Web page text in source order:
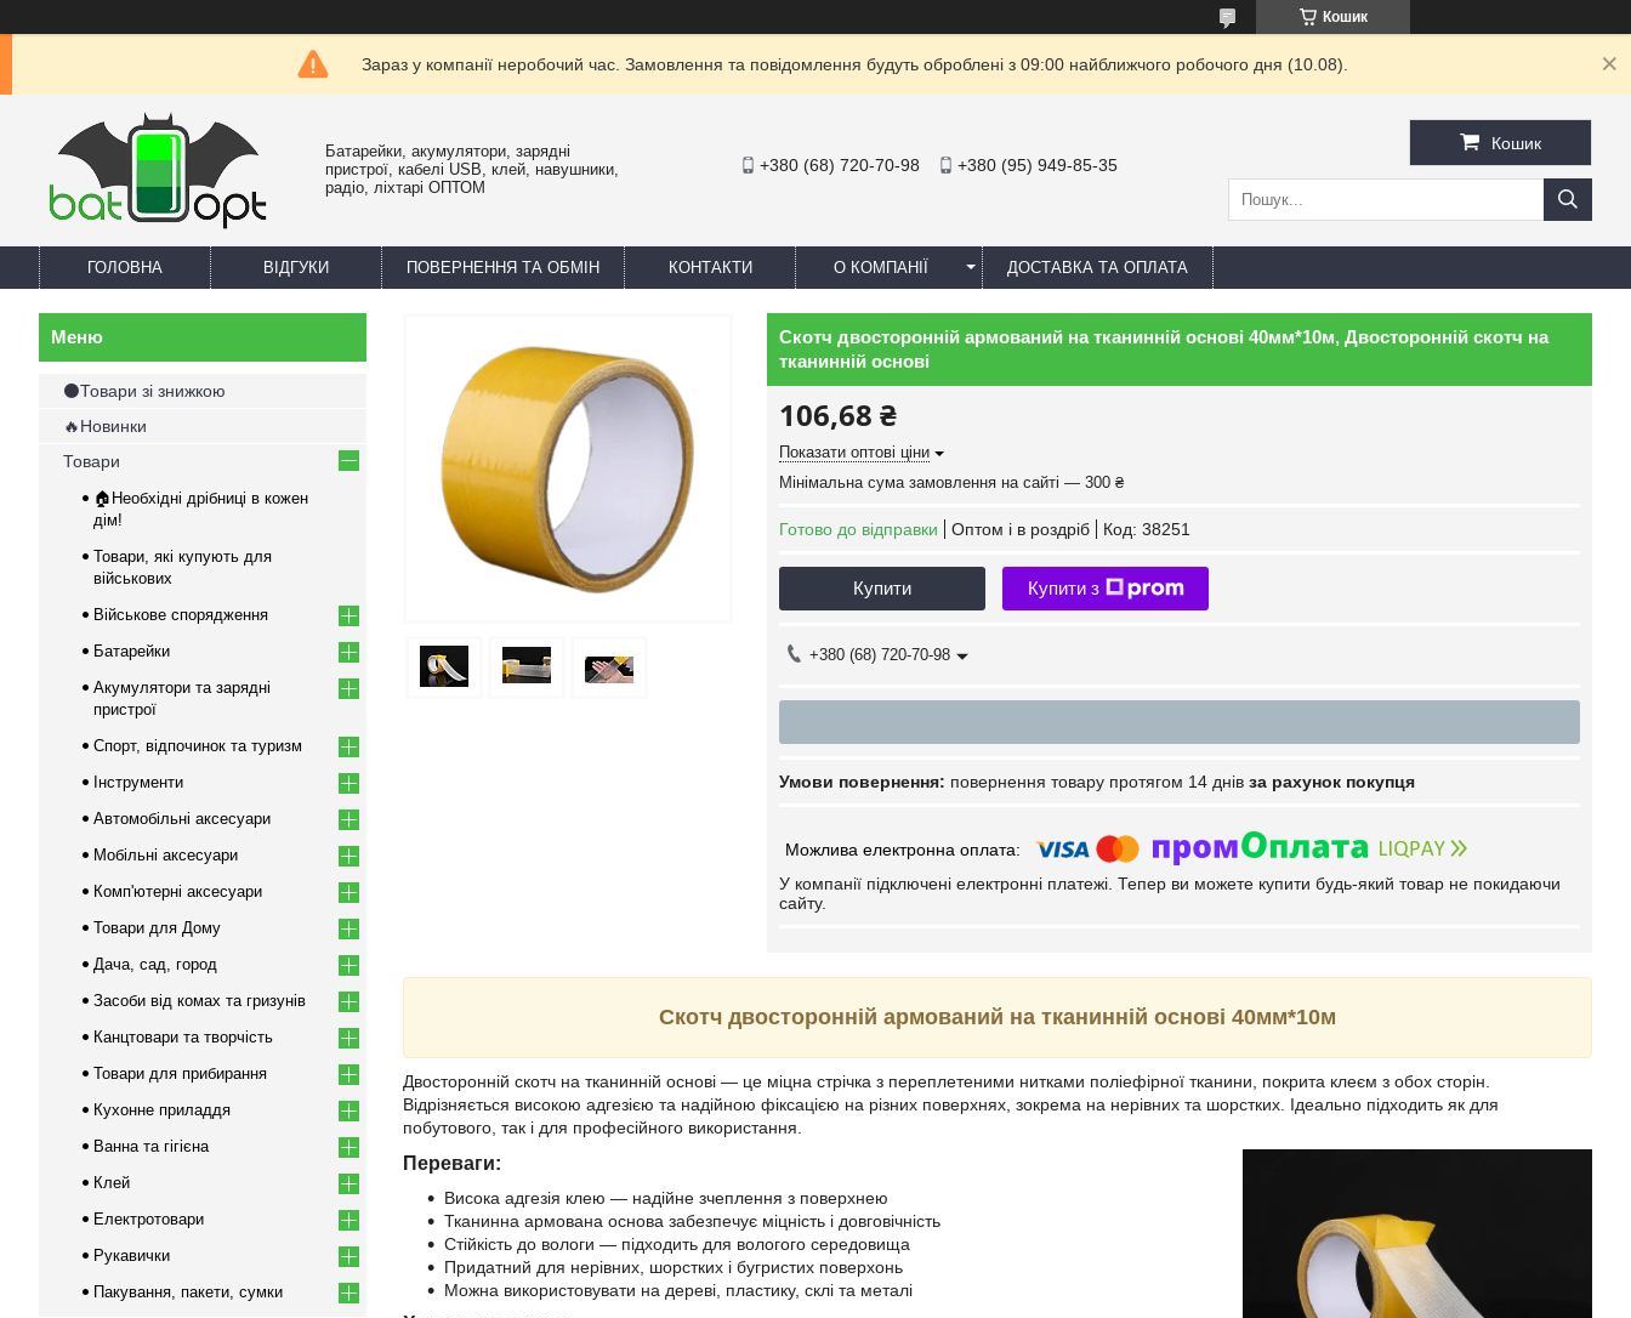
Кошик
Зараз у компанії неробочий час. Замовлення та повідомлення будуть оброблені з 09:00 найближчого робочого дня (10.08).
Батарейки, акумулятори, зарядні
пристрої, кабелі USB, клей, навушники,
радіо, ліхтарі ОПТОМ
+380 (68) 720-70-98 +380 (95) 949-85-35
Кошик
ГОЛОВНА ВІДГУКИ ПОВЕРНЕННЯ ТА ОБМІН КОНТАКТИ О КОМПАНІЇ ДОСТАВКА ТА ОПЛАТА
Скотч двосторонній армований на тканинній основі 40мм*10м, Двосторонній скотч на
тканинній основі
106,68 ₴
Показати оптові ціни
Мінімальна сума замовлення на сайті — 300 ₴
Готово до відправки Оптом і в роздріб Код: 38251
Купити Купити з
+380 (68) 720-70-98
повернення товару протягом 14 днів за рахунок покупця
У компанії підключені електронні платежі. Тепер ви можете купити будь-який товар не покидаючи
сайту.
Скотч двосторонній армований на тканинній основі 40мм*10м
Двосторонній скотч на тканинній основі — це міцна стрічка з переплетеними нитками поліефірної тканини, покрита клеєм з обох сторін.
Відрізняється високою адгезією та надійною фіксацією на різних поверхнях, зокрема на нерівних та шорстких. Ідеально підходить як для
побутового, так і для професійного використання.
Переваги:
Висока адгезія клею — надійне зчеплення з поверхнею
Тканинна армована основа забезпечує міцність і довговічність
Стійкість до вологи — підходить для вологого середовища
Придатний для нерівних, шорстких і бугристих поверхонь
Можна використовувати на дереві, пластику, склі та металі
⚫Товари зі знижкою
🔥Новинки
Товари
🏠Необхідні дрібниці в кожен
дім!
Товари, які купують для
військових
Військове спорядження
Батарейки
Акумулятори та зарядні
пристрої
Спорт, відпочинок та туризм
Інструменти
Автомобільні аксесуари
Мобільні аксесуари
Комп'ютерні аксесуари
Товари для Дому
Дача, сад, город
Засоби від комах та гризунів
Канцтовари та творчість
Товари для прибирання
Кухонне приладдя
Ванна та гігієна
Клей
Електротовари
Рукавички
Пакування, пакети, сумки